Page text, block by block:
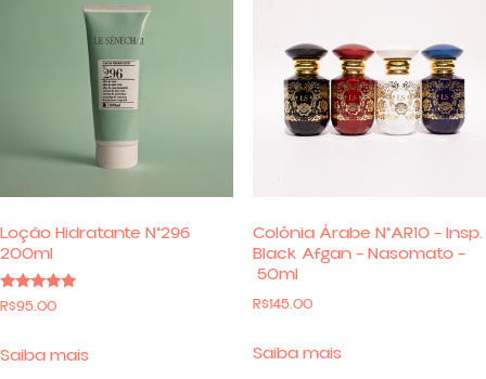
Loção Hidratante N°296
200ml
Avaliação
R$95.00
Saiba mais
Colônia Árabe N°AR10 – Insp.
Black Afgan – Nasomato –
50ml
R$145.00
Saiba mais